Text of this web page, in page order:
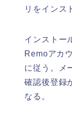
リをインス
インストー
Remoアカ
に従う。メ
確認後登録
なる。